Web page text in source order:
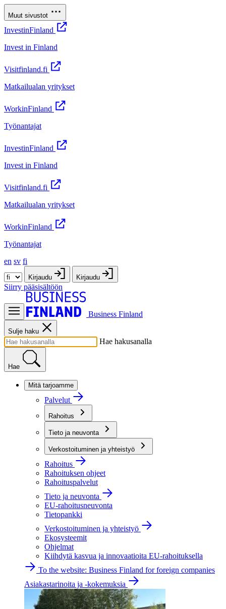
Muut sivustot
InvestinFinland
Invest in Finland
Visitfinland.fi
Matkailualan yritykset
WorkinFinland
Työnantajat
InvestinFinland
Invest in Finland
Visitfinland.fi
Matkailualan yritykset
WorkinFinland
Työnantajat
en sv fi
Kirjaudu Kirjaudu
Siirry pääsisältöön
Business Finland
Sulje haku
Hae hakusanalla
Hae
Mitä tarjoamme
Palvelut
Rahoitus
Tieto ja neuvonta
Verkostoituminen ja yhteistyö
Rahoitus
Rahoituksen ohjeet
Rahoituspalvelut
Tieto ja neuvonta
EU-rahoitusneuvonta
Tietopankki
Verkostoituminen ja yhteistyö
Ekosysteemit
Ohjelmat
Kiihdytä kasvua ja innovaatioita EU-rahoituksella
To the website: Business Finland for foreign companies
Asiakastarinoita ja -kokemuksia